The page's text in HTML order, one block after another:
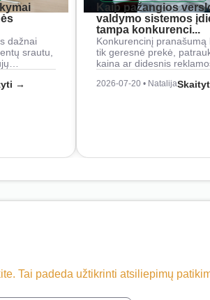
dažnai
srautu,
→
Kaip pažangios
valdymo sistemos
tampa konkurenci...
Konkurencinį pranašumą
tik geresnė prekė,
kaina ar didesnis
2026-07-20 • Natalija
Tai padeda užtikrinti atsiliepimų